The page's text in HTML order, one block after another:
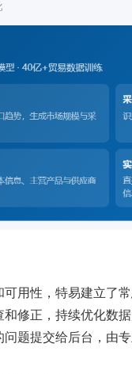
用性，特易建立了
修正，持续优化数
题提交给后台，由